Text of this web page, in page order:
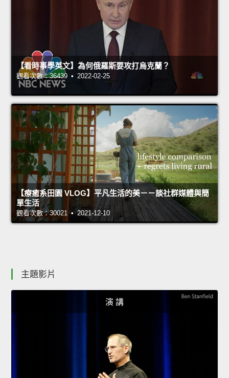
【看時事學英文】為何俄羅斯要攻打烏克蘭？
觀看次數：36439 • 2022-02-25
【療癒系田園 VLOG】平凡生活的美－－談社群媒體與簡
單生活
觀看次數：30021 • 2021-12-10
主題影片
演 講